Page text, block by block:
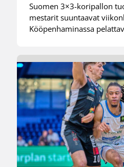
Suomen 3×3-koripallon
mestarit suuntaavat
Kööpenhaminassa